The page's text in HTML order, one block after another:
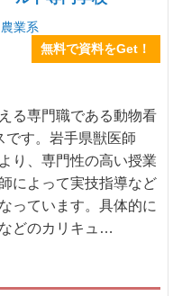
業系
無料で資料をGet！
る専門職である動物看
です。岩手県獣医師
り、専門性の高い授業
によって実技指導など
っています。具体的に
どのカリキュ…